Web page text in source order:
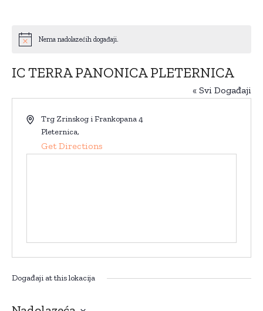
Notice Nema nadolazećih događaji.
IC TERRA PANONICA PLETERNICA
« Svi Događaji
AddressTrg Zrinskog i Frankopana 4
Pleternica,
Get Directions
Događaji at this lokacija